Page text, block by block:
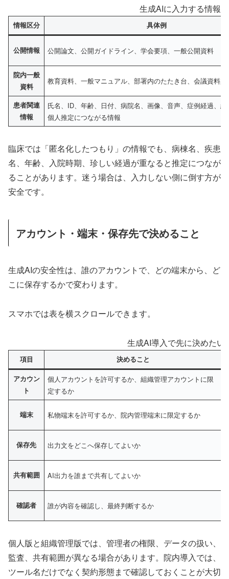
生成AIに入力する情報
情報区分 具体例
公開情報 公開論文、公開ガイドライン、学会要項、一般公開資料
院内一般
資料
教育資料、一般マニュアル、部署内のたたき台、会議資料案
患者関連
情報
氏名、ID、年齢、日付、病院名、画像、音声、症例経過、
個人推定につながる情報
臨床では「匿名化したつもり」の情報でも、病棟名、疾患
名、年齢、入院時期、珍しい経過が重なると推定につなが
ることがあります。迷う場合は、入力しない側に倒す方が
安全です。
アカウント・端末・保存先で決めること
生成AIの安全性は、誰のアカウントで、どの端末から、ど
こに保存するかで変わります。
スマホでは表を横スクロールできます。
生成AI導入で先に決めたい
項目 決めること
アカウン
ト
個人アカウントを許可するか、組織管理アカウントに限
定するか
端末 私物端末を許可するか、院内管理端末に限定するか
保存先 出力文をどこへ保存してよいか
共有範囲 AI出力を誰まで共有してよいか
確認者 誰が内容を確認し、最終判断するか
個人版と組織管理版では、管理者の権限、データの扱い、
監査、共有範囲が異なる場合があります。院内導入では、
ツール名だけでなく契約形態まで確認しておくことが大切